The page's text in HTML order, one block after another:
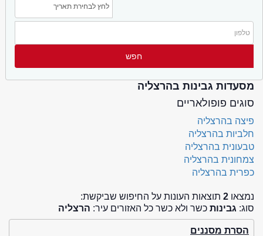
מסעדות גבינות בהרצליה
סוגים פופולאריים
פיצה בהרצליה
חלביות בהרצליה
טבעונית בהרצליה
צמחונית בהרצליה
כפרית בהרצליה
נמצאו 2 תוצאות העונות על החיפוש שביקשת:
סוג: גבינות כשר ולא כשר כל האזורים עיר: הרצליה
הסרת מסננים